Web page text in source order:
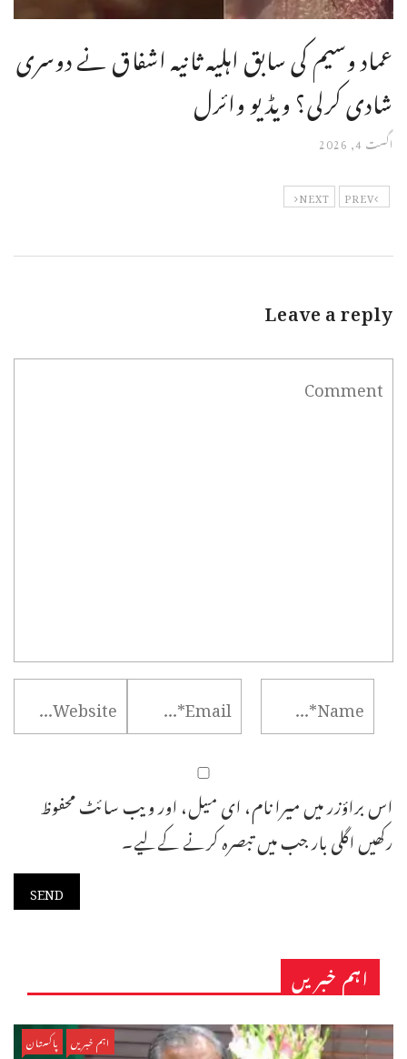
عماد وسیم کی سابق اہلیہ ثانیہ اشفاق نے دوسری
شادی کرلی؟ ویڈیو وائرل
اگست 4, 2026
PREV
NEXT
Leave a reply
اس براؤزر میں میرا نام، ای میل، اور ویب سائٹ محفوظ
رکھیں اگلی بار جب میں تبصرہ کرنے کےلیے۔
اہم خبریں
اہم خبریں پاکستان